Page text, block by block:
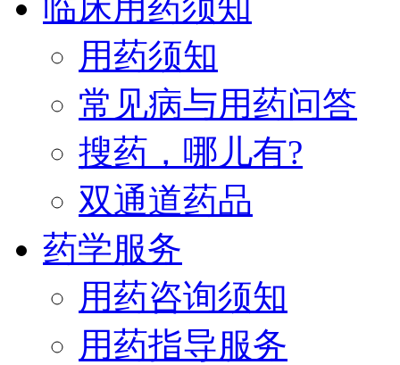
用药须知
常见病与用药问答
搜药，哪儿有?
双通道药品
药学服务
用药咨询须知
用药指导服务